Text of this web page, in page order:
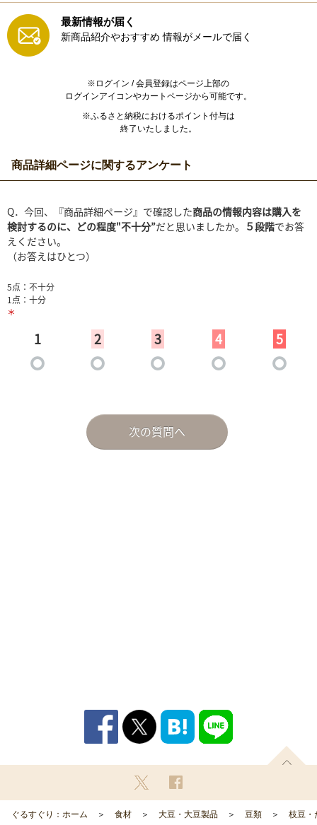
最新情報が届く
新商品紹介やおすすめ 情報がメールで届く
※ログイン / 会員登録はページ上部の
ログインアイコンやカートページから可能です。
※ふるさと納税におけるポイント付与は
終了いたしました。
商品詳細ページに関するアンケート
ぐるすぐり：ホーム 食材 大豆・大豆製品 豆類 枝豆・